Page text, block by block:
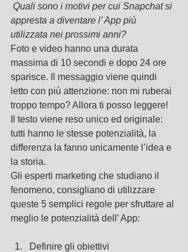
Quali sono i motivi per cui Snapchat si
appresta a diventare l’ App più
utilizzata nei prossimi anni?
Foto e video hanno una durata
massima di 10 secondi e dopo 24 ore
sparisce. Il messaggio viene quindi
letto con più attenzione: non mi ruberai
troppo tempo? Allora ti posso leggere!
Il testo viene reso unico ed originale:
tutti hanno le stesse potenzialità, la
differenza la fanno unicamente l’idea e
la storia.
Gli esperti marketing che studiano il
fenomeno, consigliano di utilizzare
queste 5 semplici regole per sfruttare al
meglio le potenzialità dell’ App:
Definire gli obiettivi